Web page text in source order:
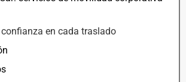
en cada traslado